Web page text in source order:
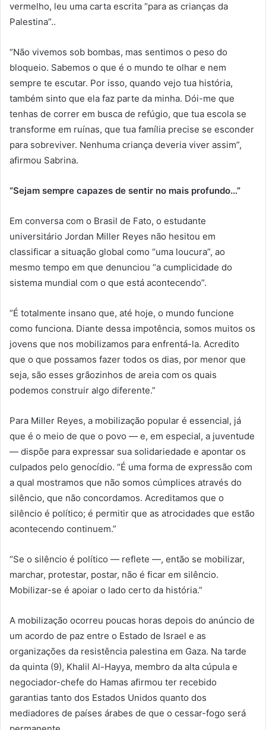
vermelho, leu uma carta escrita “para as crianças da
Palestina”..
“Não vivemos sob bombas, mas sentimos o peso do
bloqueio. Sabemos o que é o mundo te olhar e nem
sempre te escutar. Por isso, quando vejo tua história,
também sinto que ela faz parte da minha. Dói-me que
tenhas de correr em busca de refúgio, que tua escola se
transforme em ruínas, que tua família precise se esconder
para sobreviver. Nenhuma criança deveria viver assim”,
afirmou Sabrina.
“Sejam sempre capazes de sentir no mais profundo…”
Em conversa com o Brasil de Fato, o estudante
universitário Jordan Miller Reyes não hesitou em
classificar a situação global como “uma loucura”, ao
mesmo tempo em que denunciou “a cumplicidade do
sistema mundial com o que está acontecendo”.
“É totalmente insano que, até hoje, o mundo funcione
como funciona. Diante dessa impotência, somos muitos os
jovens que nos mobilizamos para enfrentá-la. Acredito
que o que possamos fazer todos os dias, por menor que
seja, são esses grãozinhos de areia com os quais
podemos construir algo diferente.”
Para Miller Reyes, a mobilização popular é essencial, já
que é o meio de que o povo — e, em especial, a juventude
— dispõe para expressar sua solidariedade e apontar os
culpados pelo genocídio. “É uma forma de expressão com
a qual mostramos que não somos cúmplices através do
silêncio, que não concordamos. Acreditamos que o
silêncio é político; é permitir que as atrocidades que estão
acontecendo continuem.”
“Se o silêncio é político — reflete —, então se mobilizar,
marchar, protestar, postar, não é ficar em silêncio.
Mobilizar-se é apoiar o lado certo da história.”
A mobilização ocorreu poucas horas depois do anúncio de
um acordo de paz entre o Estado de Israel e as
organizações da resistência palestina em Gaza. Na tarde
da quinta (9), Khalil Al-Hayya, membro da alta cúpula e
negociador-chefe do Hamas afirmou ter recebido
garantias tanto dos Estados Unidos quanto dos
mediadores de países árabes de que o cessar-fogo será